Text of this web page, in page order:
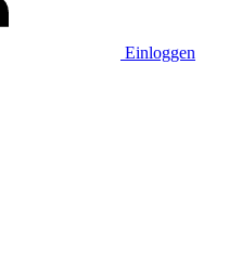
Einloggen